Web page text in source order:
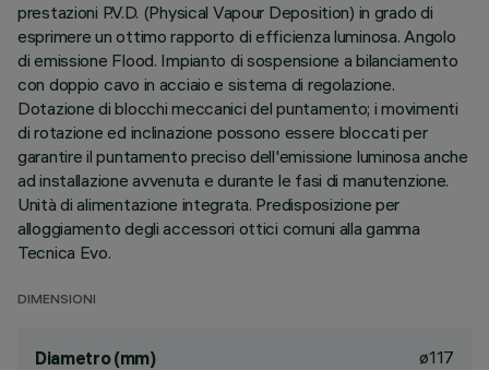
prestazioni P.V.D. (Physical Vapour Deposition) in grado di
esprimere un ottimo rapporto di efficienza luminosa. Angolo
di emissione Flood. Impianto di sospensione a bilanciamento
con doppio cavo in acciaio e sistema di regolazione.
Dotazione di blocchi meccanici del puntamento; i movimenti
di rotazione ed inclinazione possono essere bloccati per
garantire il puntamento preciso dell'emissione luminosa anche
ad installazione avvenuta e durante le fasi di manutenzione.
Unità di alimentazione integrata. Predisposizione per
alloggiamento degli accessori ottici comuni alla gamma
Tecnica Evo.
DIMENSIONI
Diametro (mm) ø117